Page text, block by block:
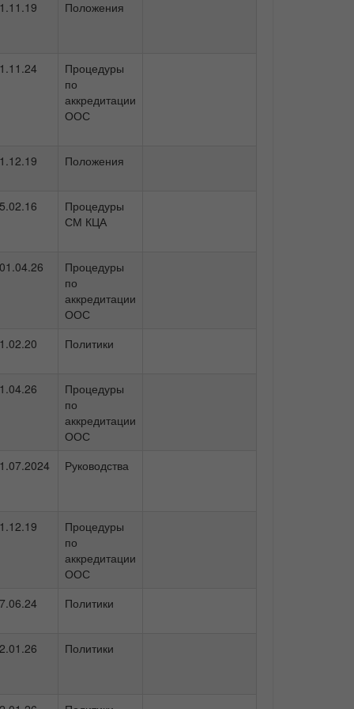
Положения
Процедуры
по
аккредитации
ООС
Положения
Процедуры
СМ КЦА
Процедуры
по
аккредитации
ООС
Политики
Процедуры
по
аккредитации
ООС
Руководства
Процедуры
по
аккредитации
ООС
Политики
Политики